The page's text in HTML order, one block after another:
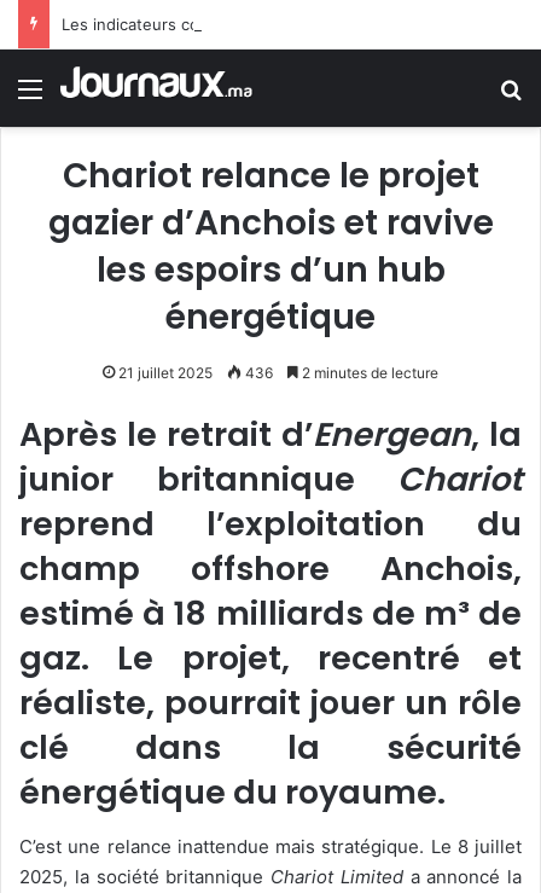
Menu
Chariot relance le projet
gazier d’Anchois et ravive
les espoirs d’un hub
énergétique
21 juillet 2025 436 2 minutes de lecture
Après le retrait d’Energean, la
junior britannique Chariot
reprend l’exploitation du
champ offshore Anchois,
estimé à 18 milliards de m³ de
gaz. Le projet, recentré et
réaliste, pourrait jouer un rôle
clé dans la sécurité
énergétique du royaume.
C’est une relance inattendue mais stratégique. Le 8 juillet
2025, la société britannique Chariot Limiteda annoncé la